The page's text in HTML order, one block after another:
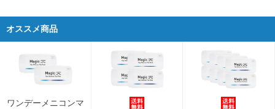
オススメ商品
ワンデーメニコンマ